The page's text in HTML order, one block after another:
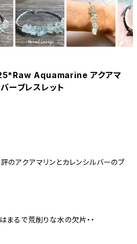
Aquamarine アクアマ
ーブレスレット
のアクアマリンとカレンシルバーのブ
まるで荒削りな水の欠片・・